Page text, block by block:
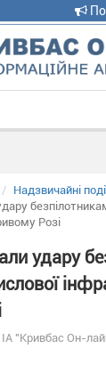
Надзвичайні
Розі
удару
"Кривбас Он-